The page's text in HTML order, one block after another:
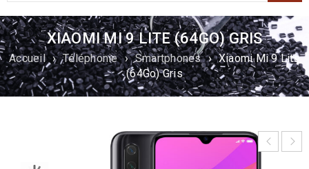
XIAOMI MI 9 LITE (64GO) GRIS
Accueil › Téléphonie › Smartphones › Xiaomi Mi 9 Lite
(64Go) Gris